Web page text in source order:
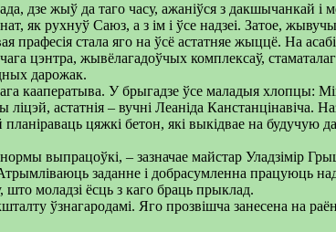
дзе жыў да таго часу, ажаніўся з дакшычанкай
як рухнуў Саюз, а з ім і ўсе надзеі. Затое,
прафесія стала яго на ўсё астатняе жыццё. На
цэнтра, жывёлагадоўчых комплексаў,
дарожак.
кааператыва. У брыга­дзе ўсе маладыя хлопцы:
астатнія – вучні Леаніда
цяжкі бетон, які выкідвае на
выпрацоўкі, – зазначае майстар Уладзімір
Атрымліваюць заданне і добрасумленна
моладзі ёсць з каго браць прыклад.
ўзнагародамі. Яго прозвішча занесена на